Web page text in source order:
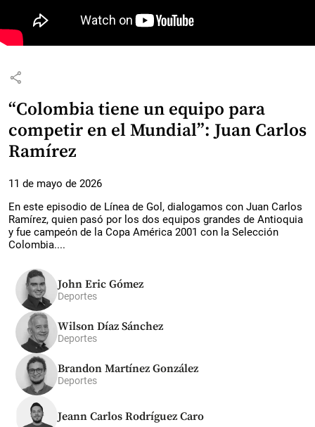
share
“Colombia tiene un equipo para
competir en el Mundial”: Juan Carlos
Ramírez
11 de mayo de 2026
En este episodio de Línea de Gol, dialogamos con Juan Carlos
Ramírez, quien pasó por los dos equipos grandes de Antioquia
y fue campeón de la Copa América 2001 con la Selección
Colombia....
John Eric Gómez
Deportes
Wilson Díaz Sánchez
Deportes
Brandon Martínez González
Deportes
Jeann Carlos Rodríguez Caro